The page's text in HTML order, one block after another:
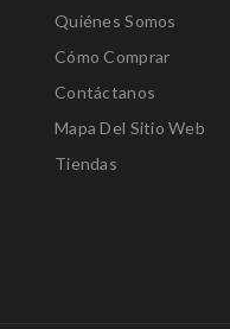
Quiénes Somos
Cómo Comprar
Contáctanos
Mapa Del Sitio Web
Tiendas